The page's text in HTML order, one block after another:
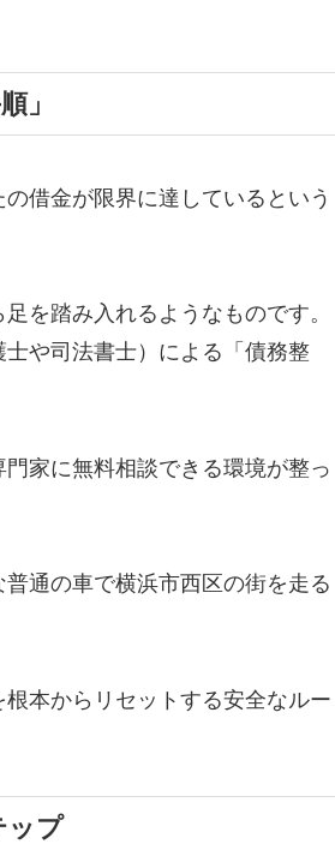
」
借金が限界に達しているという
を踏み入れるようなものです。
や司法書士）による「債務整
家に無料相談できる環境が整っ
普通の車で横浜市西区の街を走る
本からリセットする安全なルー
ップ